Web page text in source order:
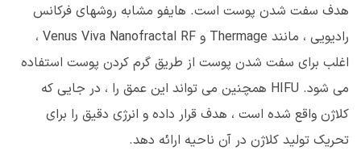
هدف سفت شدن پوست است. هایفو مشابه روشهای فرکانس
رادیویی ، مانند Thermage و Venus Viva Nanofractal RF ،
اغلب برای سفت شدن پوست از طریق گرم کردن پوست استفاده
می شود. HIFU همچنین می تواند این عمق را ، در جایی که
کلاژن واقع شده است ، هدف قرار داده و انرژی دقیق را برای
تحریک تولید کلاژن در آن ناحیه ارائه دهد.